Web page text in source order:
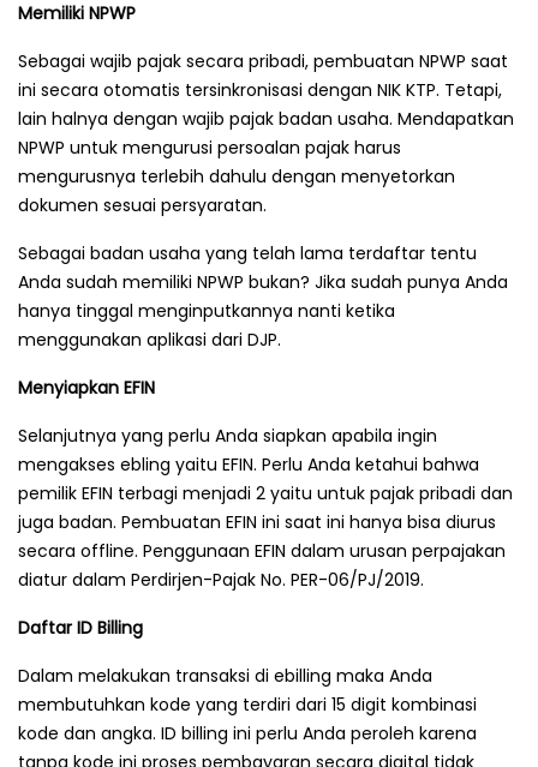
Memiliki NPWP
Sebagai wajib pajak secara pribadi, pembuatan NPWP saat
ini secara otomatis tersinkronisasi dengan NIK KTP. Tetapi,
lain halnya dengan wajib pajak badan usaha. Mendapatkan
NPWP untuk mengurusi persoalan pajak harus
mengurusnya terlebih dahulu dengan menyetorkan
dokumen sesuai persyaratan.
Sebagai badan usaha yang telah lama terdaftar tentu
Anda sudah memiliki NPWP bukan? Jika sudah punya Anda
hanya tinggal menginputkannya nanti ketika
menggunakan aplikasi dari DJP.
Menyiapkan EFIN
Selanjutnya yang perlu Anda siapkan apabila ingin
mengakses ebling yaitu EFIN. Perlu Anda ketahui bahwa
pemilik EFIN terbagi menjadi 2 yaitu untuk pajak pribadi dan
juga badan. Pembuatan EFIN ini saat ini hanya bisa diurus
secara offline. Penggunaan EFIN dalam urusan perpajakan
diatur dalam Perdirjen-Pajak No. PER-06/PJ/2019.
Daftar ID Billing
Dalam melakukan transaksi di ebilling maka Anda
membutuhkan kode yang terdiri dari 15 digit kombinasi
kode dan angka. ID billing ini perlu Anda peroleh karena
tanpa kode ini proses pembayaran secara digital tidak